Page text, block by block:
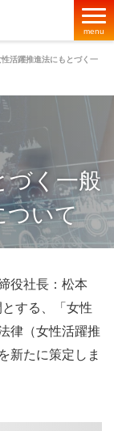
menu
性活躍推進法にもとづく一
づく一般
ついて
役社長：松本
する、「女性
律（女性活躍推
新たに策定しま